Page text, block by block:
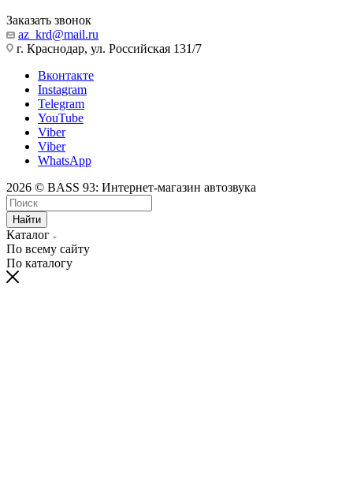
Заказать звонок
az_krd@mail.ru
г. Краснодар, ул. Российская 131/7
Вконтакте
Instagram
Telegram
YouTube
Viber
Viber
WhatsApp
2026 © BASS 93: Интернет-магазин автозвука
Найти
Каталог
По всему сайту
По каталогу